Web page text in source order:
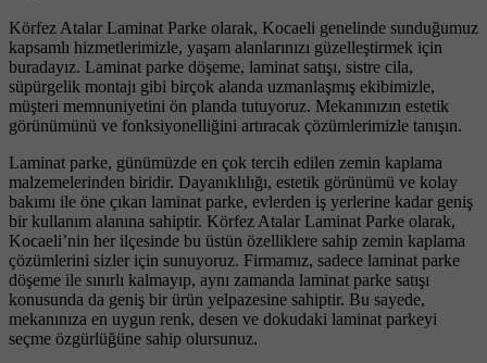
Körfez Atalar Laminat Parke olarak, Kocaeli genelinde sunduğumuz
kapsamlı hizmetlerimizle, yaşam alanlarınızı güzelleştirmek için
buradayız. Laminat parke döşeme, laminat satışı, sistre cila,
süpürgelik montajı gibi birçok alanda uzmanlaşmış ekibimizle,
müşteri memnuniyetini ön planda tutuyoruz. Mekanınızın estetik
görünümünü ve fonksiyonelliğini artıracak çözümlerimizle tanışın.
Laminat parke, günümüzde en çok tercih edilen zemin kaplama
malzemelerinden biridir. Dayanıklılığı, estetik görünümü ve kolay
bakımı ile öne çıkan laminat parke, evlerden iş yerlerine kadar geniş
bir kullanım alanına sahiptir. Körfez Atalar Laminat Parke olarak,
Kocaeli’nin her ilçesinde bu üstün özelliklere sahip zemin kaplama
çözümlerini sizler için sunuyoruz. Firmamız, sadece laminat parke
döşeme ile sınırlı kalmayıp, aynı zamanda laminat parke satışı
konusunda da geniş bir ürün yelpazesine sahiptir. Bu sayede,
mekanınıza en uygun renk, desen ve dokudaki laminat parkeyi
seçme özgürlüğüne sahip olursunuz.